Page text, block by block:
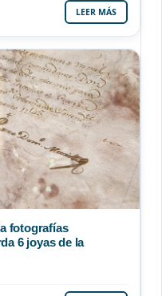
LEER MÁS
fotografías
6 joyas de la